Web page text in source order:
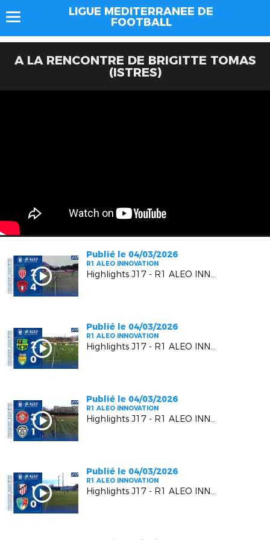
LIGUE MEDITERRANEE DE
FOOTBALL
A LA RENCONTRE DE BRIGITTE TOMAS
(ISTRES)
Publié le 04/03/2026
R1 ALEO INNOVATION
Highlights J17 - R1 ALEO INNOVATION | AS Monaco FC VS Six Fours Le Brusc
Publié le 04/03/2026
R1 ALEO INNOVATION
Highlights J17 - R1 ALEO INNOVATION | US Carqueiranne Crau VS US Mandelieu LN
Publié le 04/03/2026
R1 ALEO INNOVATION
Highlights J17 - R1 ALEO INNOVATION | Berre SP.C. VS F.C. Beausoleil
Publié le 04/03/2026
R1 ALEO INNOVATION
Highlights J17 - R1 ALEO INNOVATION | AC Vedène Le Pontet VS MGCB FC